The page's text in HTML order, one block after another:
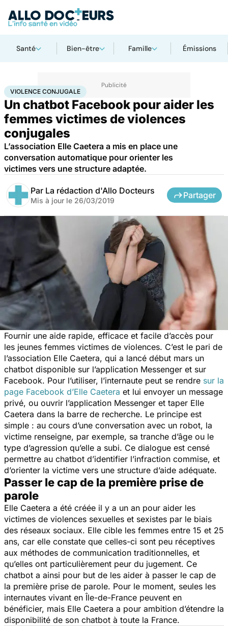
Santé Bien-être Famille Émissions
AccueilSantéViolence conjugale
VIOLENCE CONJUGALE
Un chatbot Facebook pour aider les
femmes victimes de violences
conjugales
L’association Elle Caetera a mis en place une
conversation automatique pour orienter les
victimes vers une structure adaptée.
Par La rédaction d'Allo Docteurs
Mis à jour le 26/03/2019
Partager
Fournir une aide rapide, efficace et facile d’accès pour
les jeunes femmes victimes de violences. C’est le pari de
l’association Elle Caetera, qui a lancé début mars un
chatbot disponible sur l’application Messenger et sur
Facebook. Pour l’utiliser, l’internaute peut se rendre sur la
page Facebook d’Elle Caetera et lui envoyer un message
privé, ou ouvrir l’application Messenger et taper Elle
Caetera dans la barre de recherche. Le principe est
simple : au cours d’une conversation avec un robot, la
victime renseigne, par exemple, sa tranche d’âge ou le
type d’agression qu’elle a subi. Ce dialogue est censé
permettre au chatbot d’identifier l’infraction commise, et
d’orienter la victime vers une structure d’aide adéquate.
Passer le cap de la première prise de
parole
Elle Caetera a été créée il y a un an pour aider les
victimes de violences sexuelles et sexistes par le biais
des réseaux sociaux. Elle cible les femmes entre 15 et 25
ans, car elle constate que celles-ci sont peu réceptives
aux méthodes de communication traditionnelles, et
qu’elles ont particulièrement peur du jugement. Ce
chatbot a ainsi pour but de les aider à passer le cap de
la première prise de parole. Pour le moment, seules les
internautes vivant en Île-de-France peuvent en
bénéficier, mais Elle Caetera a pour ambition d’étendre la
disponibilité de son chatbot à toute la France.